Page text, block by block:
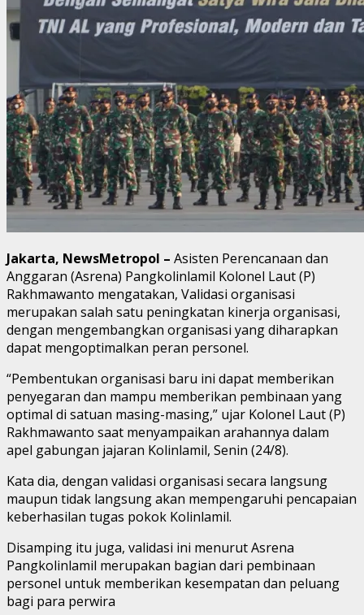
Jakarta, NewsMetropol – Asisten Perencanaan dan
Anggaran (Asrena) Pangkolinlamil Kolonel Laut (P)
Rakhmawanto mengatakan, Validasi organisasi
merupakan salah satu peningkatan kinerja organisasi,
dengan mengembangkan organisasi yang diharapkan
dapat mengoptimalkan peran personel.
“Pembentukan organisasi baru ini dapat memberikan
penyegaran dan mampu memberikan pembinaan yang
optimal di satuan masing-masing,” ujar Kolonel Laut (P)
Rakhmawanto saat menyampaikan arahannya dalam
apel gabungan jajaran Kolinlamil, Senin (24/8).
Kata dia, dengan validasi organisasi secara langsung
maupun tidak langsung akan mempengaruhi pencapaian
keberhasilan tugas pokok Kolinlamil.
Disamping itu juga, validasi ini menurut Asrena
Pangkolinlamil merupakan bagian dari pembinaan
personel untuk memberikan kesempatan dan peluang
bagi para perwira